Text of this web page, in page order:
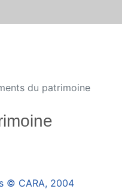
du patrimoine